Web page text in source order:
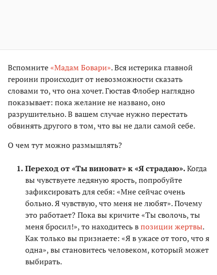
Вспомните«Мадам Бовари». Вся истерика главной
героини происходит от невозможности сказать
словами то, что она хочет. Гюстав Флобер наглядно
показывает: пока желание не названо, оно
разрушительно. В вашем случае нужно перестать
обвинять другого в том, что вы не дали самой себе.
О чем тут можно размышлять?
Переход от «Ты виноват» к «Я страдаю».Когда
вы чувствуете ледяную ярость, попробуйте
зафиксировать для себя: «Мне сейчас очень
больно. Я чувствую, что меня не любят». Почему
это работает? Пока вы кричите «Ты сволочь, ты
меня бросил!», то находитесь впозиции жертвы.
Как только вы признаете: «Я в ужасе от того, что я
одна», вы становитесь человеком, который может
выбирать.